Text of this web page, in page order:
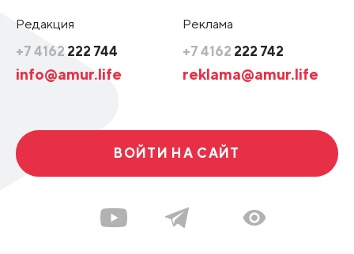
Редакция
+7 4162 222 744
info@amur.life
Реклама
+7 4162 222 742
reklama@amur.life
ВОЙТИ НА САЙТ